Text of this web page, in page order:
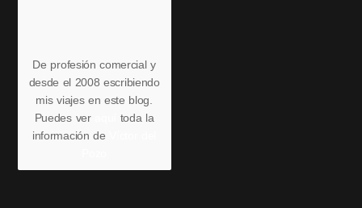
De profesión comercial y
desde el 2008 escribiendo
mis viajes en este blog.
Puedes ver
toda la
información de